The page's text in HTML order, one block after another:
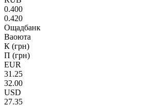
0.400
0.420
Ощадбанк
Ваоюта
К (грн)
П (грн)
EUR
31.25
32.00
USD
27.35